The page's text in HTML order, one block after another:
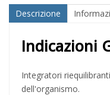
Descrizione
Indicazioni
Integratori
dell'organismo.